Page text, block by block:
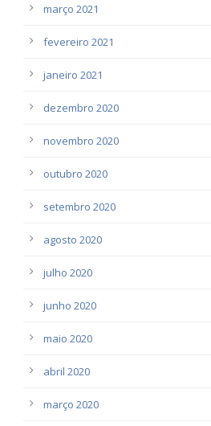
março 2021
fevereiro 2021
janeiro 2021
dezembro 2020
novembro 2020
outubro 2020
setembro 2020
agosto 2020
julho 2020
junho 2020
maio 2020
abril 2020
março 2020